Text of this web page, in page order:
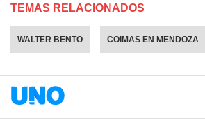
TEMAS RELACIONADOS
WALTER BENTO COIMAS EN MENDOZA